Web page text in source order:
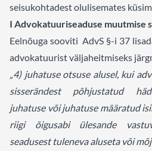
seisukohtadest olulisemates
I Advokatuuriseaduse muutmise
Eelnõuga sooviti AdvS §-i 37
advokatuurist väljaheitmiseks
„4) juhatuse otsuse alusel, kui
sisserändest põhjustatud
juhatuse või juhatuse määratud
riigi õigusabi ülesande
seadusest tuleneva aluseta või